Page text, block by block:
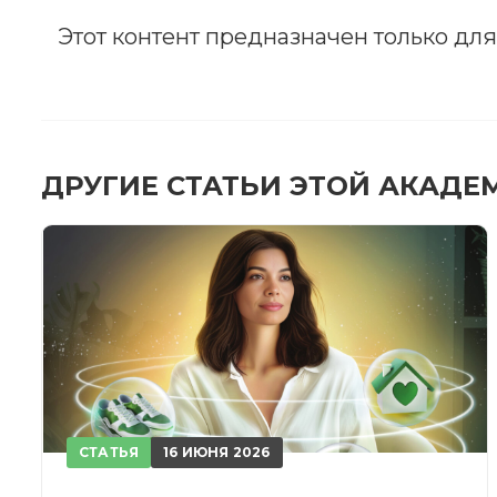
Этот контент предназначен только
ДРУГИЕ СТАТЬИ ЭТОЙ
СТАТЬЯ 16 ИЮНЯ 2026